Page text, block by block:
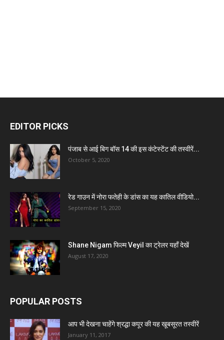
EDITOR PICKS
पंजाब से आई बिग बॉस 14 की इस कंटेस्टेंट की तस्वीरें...
October 5, 2020
रेड गाउन में नोरा फतेही के डांस का यह कातिल वीडियो...
September 15, 2020
Shane Nigam फिल्म Veyil का ट्रेलर यहाँ देखें
August 17, 2020
POPULAR POSTS
आप भी देखना चाहेंगे श्रद्धा कपूर की यह खूबसूरत तस्वीरें
January 11, 2017